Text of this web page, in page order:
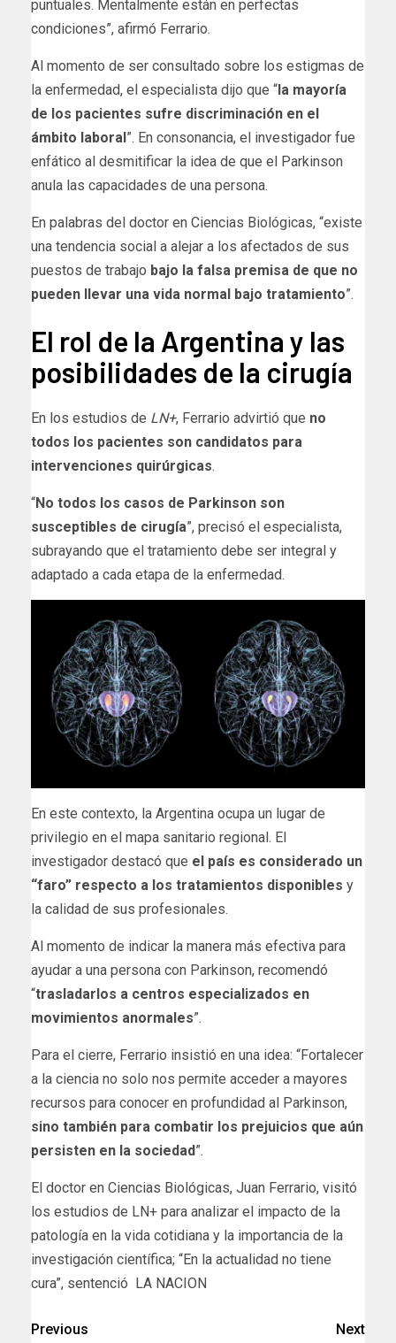
puntuales. Mentalmente están en perfectas
condiciones”, afirmó Ferrario.
Al momento de ser consultado sobre los estigmas de
la enfermedad, el especialista dijo que “ la mayoría
de los pacientes sufre discriminación en el
ámbito laboral ”. En consonancia, el investigador fue
enfático al desmitificar la idea de que el Parkinson
anula las capacidades de una persona.
En palabras del doctor en Ciencias Biológicas, “existe
una tendencia social a alejar a los afectados de sus
puestos de trabajo bajo la falsa premisa de que no
pueden llevar una vida normal bajo tratamiento”.
El rol de la Argentina y las
posibilidades de la cirugía
En los estudios de LN+, Ferrario advirtió que no
todos los pacientes son candidatos para
intervenciones quirúrgicas.
“No todos los casos de Parkinson son
susceptibles de cirugía”, precisó el especialista,
subrayando que el tratamiento debe ser integral y
adaptado a cada etapa de la enfermedad.
En este contexto, la Argentina ocupa un lugar de
privilegio en el mapa sanitario regional. El
investigador destacó que el país es considerado un
“faro” respecto a los tratamientos disponibles y
la calidad de sus profesionales.
Al momento de indicar la manera más efectiva para
ayudar a una persona con Parkinson, recomendó
“trasladarlos a centros especializados en
movimientos anormales”.
Para el cierre, Ferrario insistió en una idea: “Fortalecer
a la ciencia no solo nos permite acceder a mayores
recursos para conocer en profundidad al Parkinson,
sino también para combatir los prejuicios que aún
persisten en la sociedad”.
​El doctor en Ciencias Biológicas, Juan Ferrario, visitó
los estudios de LN+ para analizar el impacto de la
patología en la vida cotidiana y la importancia de la
investigación científica; “En la actualidad no tiene
cura”, sentenció LA NACION
Previous
Next